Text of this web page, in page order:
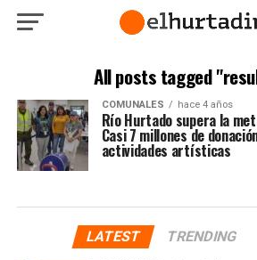
All posts tagged
COMUNALES hace 4 años
Río Hurtado supera la
Casi 7 millones de
actividades artísticas
LATEST TRENDING